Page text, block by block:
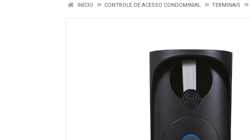
INÍCIO CONTROLE DE ACESSO CONDOMINIAL TERMINAIS